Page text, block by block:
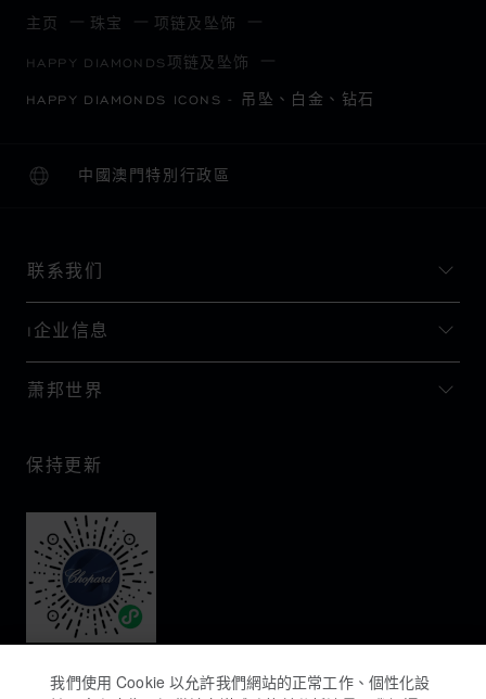
主页 珠宝 项链及坠饰
HAPPY DIAMONDS项链及坠饰
HAPPY DIAMONDS ICONS - 吊坠、白金、钻石
中國澳門特別行政區
本地化（更改国家/地区）
更改国家/地区
联系我们
I企业信息
萧邦世界
保持更新
我們使用 Cookie 以允許我們網站的正常工作、個性化設